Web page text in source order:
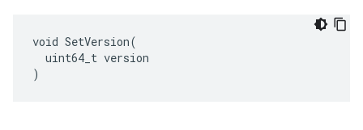
void SetVersion(
  uint64_t version
)